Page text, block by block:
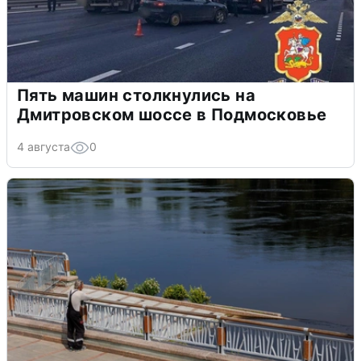
Пять машин столкнулись на
Дмитровском шоссе в Подмосковье
4 августа 0